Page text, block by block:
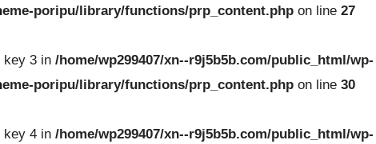
poripu/library/functions/prp_content.php on line 27
key 3 in /home/wp299407/xn--r9j5b5b.com/public_html/wp-
poripu/library/functions/prp_content.php on line 30
key 4 in /home/wp299407/xn--r9j5b5b.com/public_html/wp-